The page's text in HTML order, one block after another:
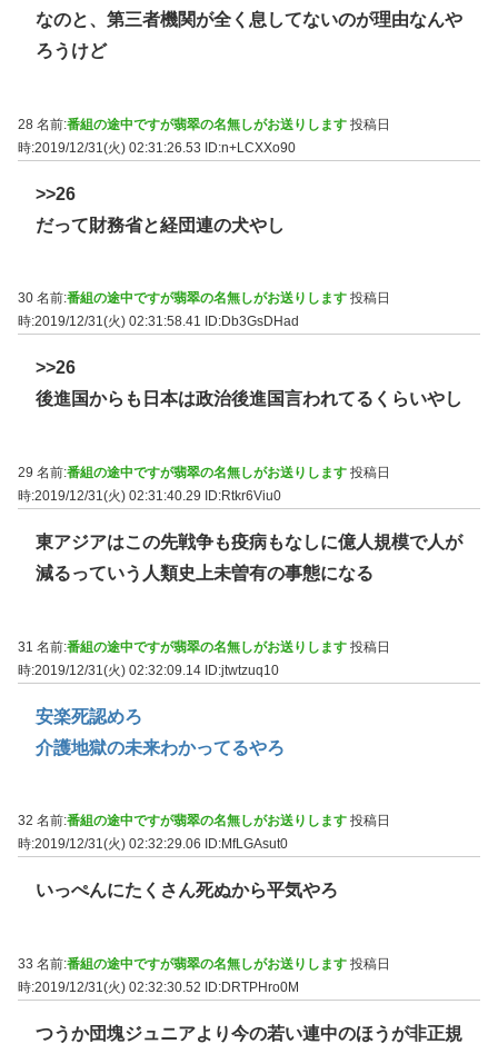
なのと、第三者機関が全く息してないのが理由なんや
ろうけど
28 名前:番組の途中ですが翡翠の名無しがお送りします 投稿日
時:2019/12/31(火) 02:31:26.53 ID:n+LCXXo90
>>26
だって財務省と経団連の犬やし
30 名前:番組の途中ですが翡翠の名無しがお送りします 投稿日
時:2019/12/31(火) 02:31:58.41
ID:Db3GsDHad
>>26
後進国からも日本は政治後進国言われてるくらいやし
29 名前:番組の途中ですが翡翠の名無しがお送りします 投稿日
時:2019/12/31(火) 02:31:40.29
ID:Rtkr6Viu0
東アジアはこの先戦争も疫病もなしに億人規模で人が
減るっていう人類史上未曽有の事態になる
31 名前:番組の途中ですが翡翠の名無しがお送りします 投稿日
時:2019/12/31(火) 02:32:09.14 ID:jtwtzuq10
安楽死認めろ
介護地獄の未来わかってるやろ
32 名前:番組の途中ですが翡翠の名無しがお送りします 投稿日
時:2019/12/31(火) 02:32:29.06
ID:MfLGAsut0
いっぺんにたくさん死ぬから平気やろ
33 名前:番組の途中ですが翡翠の名無しがお送りします 投稿日
時:2019/12/31(火) 02:32:30.52 ID:DRTPHro0M
つうか団塊ジュニアより今の若い連中のほうが非正規